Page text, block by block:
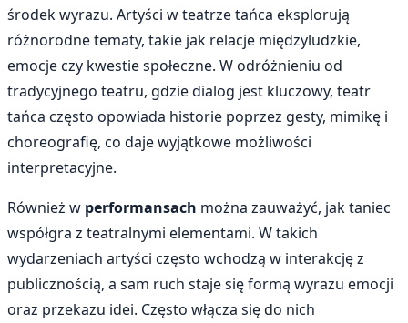
środek wyrazu. Artyści w teatrze tańca eksplorują
różnorodne tematy, takie jak relacje międzyludzkie,
emocje czy kwestie społeczne. W odróżnieniu od
tradycyjnego teatru, gdzie dialog jest kluczowy, teatr
tańca często opowiada historie poprzez gesty, mimikę i
choreografię, co daje wyjątkowe możliwości
interpretacyjne.
Również w performansach można zauważyć, jak taniec
współgra z teatralnymi elementami. W takich
wydarzeniach artyści często wchodzą w interakcję z
publicznością, a sam ruch staje się formą wyrazu emocji
oraz przekazu idei. Często włącza się do nich